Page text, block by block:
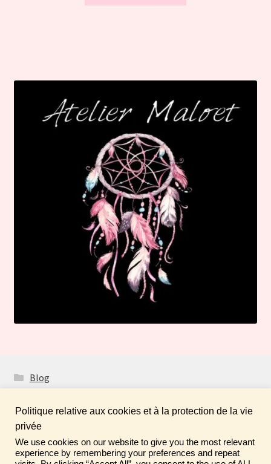
Fais de ta vie un rêve ! N'oublie pas de laisser un
Blog
© Boutique Atelier Maloet 2026
Politique relative aux cookies et à la protection de la vie
privée
We use cookies on our website to give you the most relevant
experience by remembering your preferences and repeat